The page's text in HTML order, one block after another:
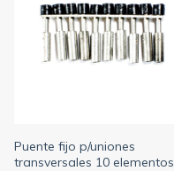
Puente fijo p/uniones
transversales 10 elementos